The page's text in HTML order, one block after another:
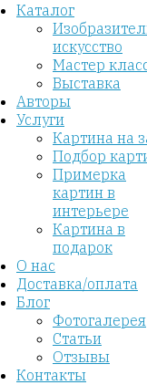
Каталог
искусство
Мастер
Выставка
Авторы
Услуги
Картина на
Подбор
Примерка
картин в
интерьере
Картина в
подарок
О нас
Доставка/оплата
Блог
Фотогалерея
Статьи
Отзывы
Контакты